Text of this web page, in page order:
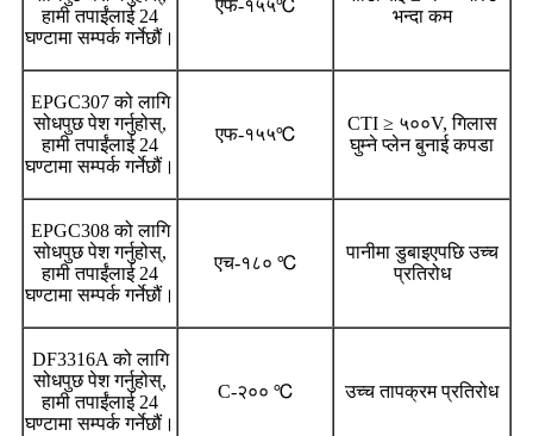
हामी तपाईंलाई 24
घण्टामा सम्पर्क गर्नेछौं।
एफ-१५५℃
भन्दा कम
EPGC307 को लागि
सोधपुछ पेश गर्नुहोस्,
हामी तपाईंलाई 24
घण्टामा सम्पर्क गर्नेछौं।
एफ-१५५℃
CTI ≥ ५००V, गिलास
घुम्ने प्लेन बुनाई कपडा
EPGC308 को लागि
सोधपुछ पेश गर्नुहोस्,
हामी तपाईंलाई 24
घण्टामा सम्पर्क गर्नेछौं।
एच-१८० ℃
पानीमा डुबाइएपछि उच्च
प्रतिरोध
DF3316A को लागि
सोधपुछ पेश गर्नुहोस्,
हामी तपाईंलाई 24
घण्टामा सम्पर्क गर्नेछौं।
C-२०० ℃ उच्च तापक्रम प्रतिरोध